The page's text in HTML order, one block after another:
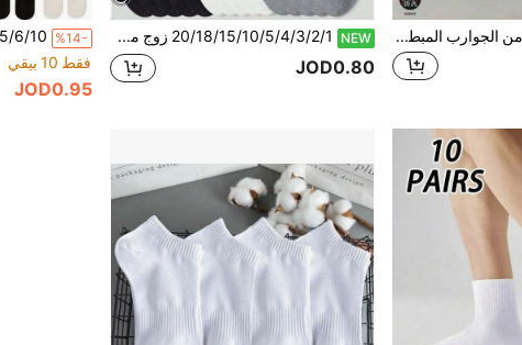
1/3/5/6/10/20 زوج من الجوارب المبطنة المحبوكة الناعمة والمريحة للجنسين - هدية عيد الأم المثالية للرجال والنساء. مرنة وناعمة - لون موحد عصري. الربيع والصيف والخريف والشتاء. ملابس كاجوال NEW 20/18/15/10/5/4/3/2/1 زوج من الجوارب المريحة والناعمة والمرطبة والمضادة للبكتيريا للرجال والنساء، هدية عيد الأم مناسبة جداً للرجال والنساء، بارتفاع الفخذ. مرنة وناعمة ومريحة، بلون موحد عصري. للربيع والصيف والخريف والشتاء.
JOD0.80
%14-
فقط 10 بيقي
JOD0.95